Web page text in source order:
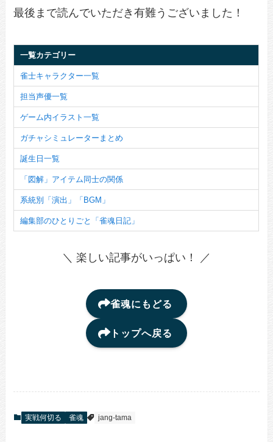
最後まで読んでいただき有難うございました！
一覧カテゴリー
雀士キャラクター一覧
担当声優一覧
ゲーム内イラスト一覧
ガチャシミュレーターまとめ
誕生日一覧
「図解」アイテム同士の関係
系統別「演出」「BGM」
編集部のひとりごと「雀魂日記」
＼ 楽しい記事がいっぱい！ ／
雀魂にもどる
トップへ戻る
実戦何切る 雀魂 jang-tama